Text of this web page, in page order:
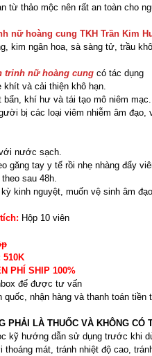
từ thảo mộc nên rất an toàn cho
nữ hoàng cung TKH Trần Kim
kim ngân hoa, sà sàng tử, trầu
trinh nữ hoàng cung có tác dụng
khít và cải thiện khô hạn.
bẩn, khí hư và tái tạo mô niêm mạc.
bị các loại viêm nhiễm âm
nước sạch.
găng tay y tế rồi nhẹ nhàng đẩy
sau 48h.
kinh nguyệt, muốn vệ sinh âm
Hộp 10 viên
510K
PHÍ SHIP 100%
để được tư vấn
quốc, nhận hàng và thanh toán tiền
PHẢI LÀ THUỐC VÀ KHÔNG CÓ
kỹ hướng dẫn sử dụng trước khi
thoáng mát, tránh nhiệt độ cao,